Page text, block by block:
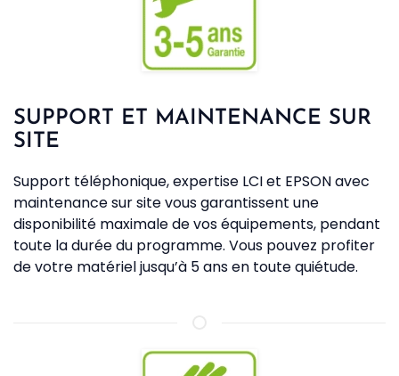
SUPPORT ET MAINTENANCE SUR
SITE
Support téléphonique, expertise LCI et EPSON avec
maintenance sur site vous garantissent une
disponibilité maximale de vos équipements, pendant
toute la durée du programme. Vous pouvez profiter
de votre matériel jusqu’à 5 ans en toute quiétude.